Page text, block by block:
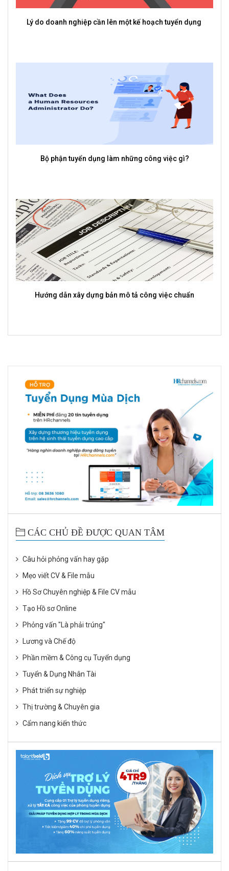
Lý do doanh nghiệp cần lên một kế hoạch tuyển dụng
Bộ phận tuyển dụng làm những công việc gì?
Hướng dẫn xây dựng bản mô tả công việc chuẩn
CÁC CHỦ ĐỀ ĐƯỢC QUAN TÂM
Câu hỏi phỏng vấn hay gặp
Mẹo viết CV & File mẫu
Hồ Sơ Chuyên nghiệp & File CV mẫu
Tạo Hồ sơ Online
Phỏng vấn "Là phải trúng"
Lương và Chế độ
Phần mềm & Công cụ Tuyển dụng
Tuyển & Dụng Nhân Tài
Phát triển sự nghiệp
Thị trường & Chuyên gia
Cẩm nang kiến thức